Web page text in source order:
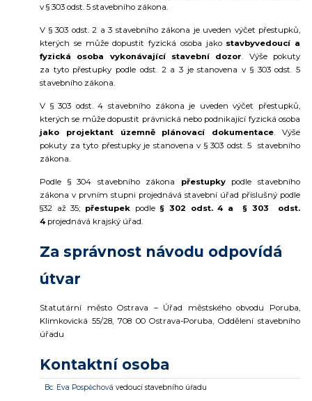
v § 303 odst. 5 stavebního zákona.
V § 303 odst. 2 a 3 stavebního zákona je uveden výčet přestupků,
kterých se může dopustit fyzická osoba jako stavbyvedoucí a
fyzická osoba vykonávající stavební dozor. Výše pokuty
za tyto přestupky podle odst. 2 a 3 je stanovena v § 303 odst. 5
stavebního zákona.
V § 303 odst. 4 stavebního zákona je uveden výčet přestupků,
kterých se může dopustit právnická nebo podnikající fyzická osoba
jako projektant územně plánovací dokumentace. Výše
pokuty za tyto přestupky je stanovena v § 303 odst. 5 stavebního
zákona.
Podle § 304 stavebního zákona přestupkypodle stavebního
zákona v prvním stupni projednává stavební úřad příslušný podle
§32 až 35; přestupekpodle § 302 odst. 4 a § 303 odst.
4 projednává krajský úřad.
Za správnost návodu odpovídá
útvar
Statutární město Ostrava – Úřad městského obvodu Poruba,
Klimkovická 55/28, 708 00 Ostrava-Poruba, Oddělení stavebního
úřadu
Kontaktní osoba
Bc. Eva Pospěchová vedoucí stavebního úřadu